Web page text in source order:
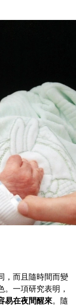
，而且隨時間而變
一項研究表明，
易在夜間醒來。隨